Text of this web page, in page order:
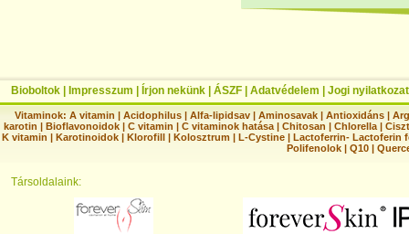
Bioboltok Impresszum Írjon nekünk ÁSZF Adatvédelem Jogi nyilatkozat
Vitaminok: A vitamin |Acidophilus |Alfa-lipidsav |Aminosavak |Antioxidáns |
karotin | Bioflavonoidok | C vitamin | C vitaminok hatása | Chitosan | Chlorella |
K vitamin | Karotinoidok | Klorofill | Kolosztrum | L-Cystine | Lactoferrin- Lactoferin
Polifenolok |Q10 |
Társoldalaink: